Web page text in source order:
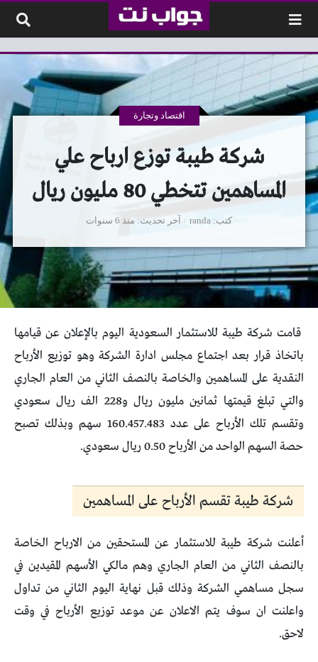
شركة طيبة توزع ارباح علي
المساهمين تتخطي 80 مليون ريال
كتب randa
اقتصاد وتجارة
آخر تحديث منذ 6 سنوات
قامت شركة طيبة للاستثمار السعودية اليوم بالإعلان عن قيامها
باتخاذ قرار بعد اجتماع مجلس ادارة الشركة وهو توزيع الأرباح
النقدية على المساهمين والخاصة بالنصف الثاني من العام الجاري
والتي تبلغ قيمتها ثمانين مليون ريال و228 الف ريال سعودي
وتقسم تلك الأرباح على عدد 160.457.483 سهم وبذلك تصبح
حصة السهم الواحد من الأرباح 0.50 ريال سعودي.
شركة طيبة تقسم الأرباح على المساهمين
أعلنت شركة طيبة للاستثمار عن المستحقين من الارباح الخاصة
بالنصف الثاني من العام الجاري وهم مالكي الأسهم المقيدين في
سجل مساهمي الشركة وذلك قبل نهاية اليوم الثاني من تداول
واعلنت ان سوف يتم الاعلان عن موعد توزيع الأرباح في وقت
لاحق.